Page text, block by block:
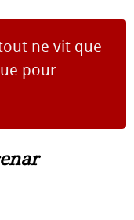
ne vit que
pour